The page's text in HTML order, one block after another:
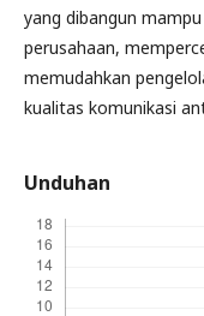
yang dibangun
perusahaan,
memudahkan
kualitas komunikasi
Unduhan